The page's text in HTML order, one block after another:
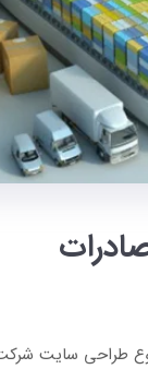
طراحی سایت